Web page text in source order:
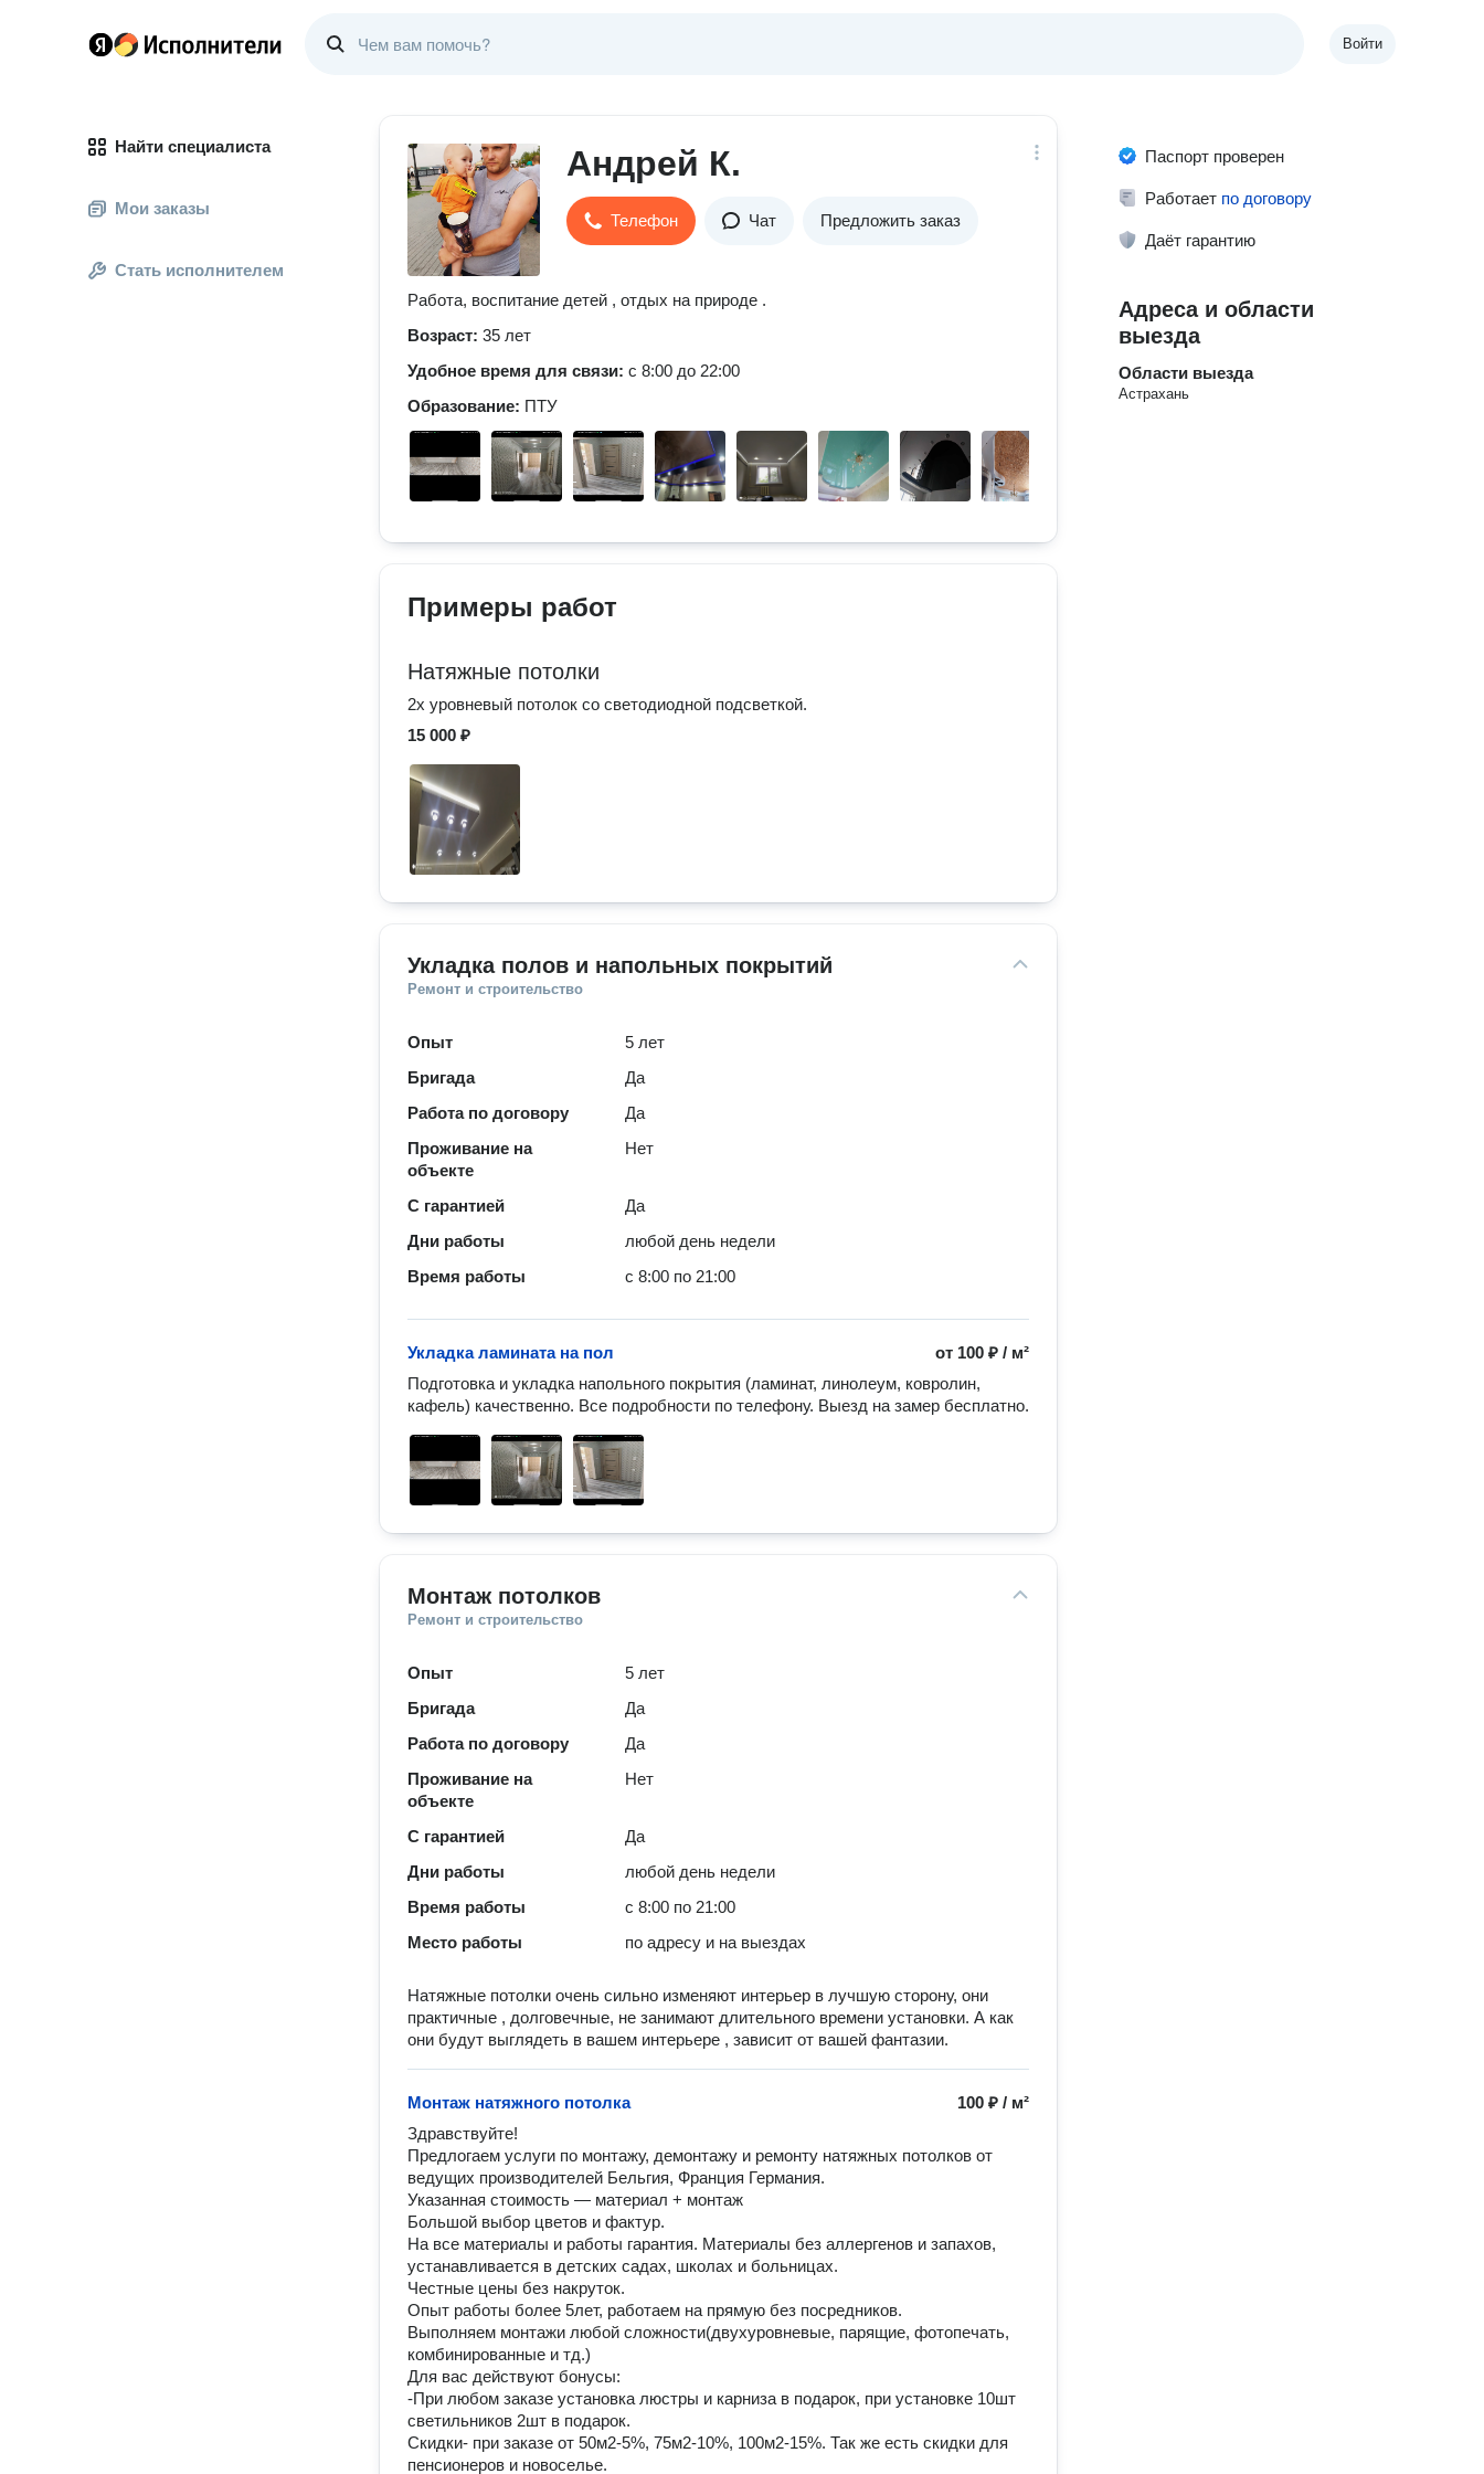
Войти
Найти специалиста
Мои заказы
Стать исполнителем
Андрей К.
Телефон Чат Предложить заказ
Работа, воспитание детей , отдых на природе .
Возраст: 35 лет
Удобное время для связи: с 8:00 до 22:00
Образование: ПТУ
Примеры работ
Натяжные потолки
2х уровневый потолок со светодиодной подсветкой.
15 000 ₽
Укладка полов и напольных покрытий
Ремонт и строительство
Опыт
5 лет
Бригада
Да
Работа по договору
Да
Проживание на
объекте
Нет
С гарантией
Да
Дни работы
любой день недели
Время работы
с 8:00 по 21:00
от 100 ₽ / м²
Укладка ламината на пол
Подготовка и укладка напольного покрытия (ламинат, линолеум, ковролин,
кафель) качественно. Все подробности по телефону. Выезд на замер бесплатно.
Монтаж потолков
Ремонт и строительство
Опыт
5 лет
Бригада
Да
Работа по договору
Да
Проживание на
объекте
Нет
С гарантией
Да
Дни работы
любой день недели
Время работы
с 8:00 по 21:00
Место работы
по адресу и на выездах
Натяжные потолки очень сильно изменяют интерьер в лучшую сторону, они
практичные , долговечные, не занимают длительного времени установки. А как
они будут выглядеть в вашем интерьере , зависит от вашей фантазии.
100 ₽ / м²
Монтаж натяжного потолка
Здравствуйте!
Предлогаем услуги по монтажу, демонтажу и ремонту натяжных потолков от
ведущих производителей Бельгия, Франция Германия.
Указанная стоимость — материал + монтаж
Большой выбор цветов и фактур.
На все материалы и работы гарантия. Материалы без аллергенов и запахов,
устанавливается в детских садах, школах и больницах.
Честные цены без накруток.
Опыт работы более 5лет, работаем на прямую без посредников.
Выполняем монтажи любой сложности(двухуровневые, парящие, фотопечать,
комбинированные и тд.)
Для вас действуют бонусы:
-При любом заказе установка люстры и карниза в подарок, при установке 10шт
светильников 2шт в подарок.
Скидки- при заказе от 50м2-5%, 75м2-10%, 100м2-15%. Так же есть скидки для
пенсионеров и новоселье.
Паспорт проверен
Работает по договору
Даёт гарантию
Адреса и области
выезда
Области выезда
Астрахань